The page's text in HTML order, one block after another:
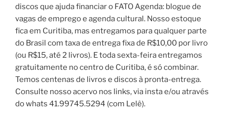
discos que ajuda financiar o FATO Agenda: blogue de
vagas de emprego e agenda cultural. Nosso estoque
fica em Curitiba, mas entregamos para qualquer parte
do Brasil com taxa de entrega fixa de R$10,00 por livro
(ou R$15, até 2 livros). E toda sexta-feira entregamos
gratuitamente no centro de Curitiba, é só combinar.
Temos centenas de livros e discos à pronta-entrega.
Consulte nosso acervo nos links, via insta e/ou através
do whats 41.99745.5294 (com Lelê).